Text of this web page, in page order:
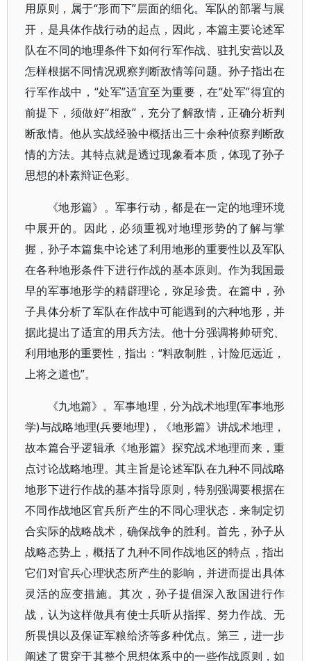
用原则，属于“形而下”层面的细化。军队的部署与展
开，是具体作战行动的起点，因此，本篇主要论述军
队在不同的地理条件下如何行军作战、驻扎安营以及
怎样根据不同情况观察判断敌情等问题。孙子指出在
行军作战中，“处军”适宜至为重要，在“处军”得宜的
前提下，须做好“相敌”，充分了解敌情，正确分析判
断敌情。他从实战经验中概括出三十余种侦察判断敌
情的方法。其特点就是透过现象看本质，体现了孙子
思想的朴素辩证色彩。
《地形篇》。军事行动，都是在一定的地理环境
中展开的。因此，必须重视对地理形势的了解与掌
握，孙子本篇集中论述了利用地形的重要性以及军队
在各种地形条件下进行作战的基本原则。作为我国最
早的军事地形学的精辟理论，弥足珍贵。在篇中，孙
子具体分析了军队在作战中可能遇到的六种地形，并
据此提出了适宜的用兵方法。他十分强调将帅研究、
利用地形的重要性，指出：“料敌制胜，计险厄远近，
上将之道也”。
《九地篇》。军事地理，分为战术地理(军事地形
学)与战略地理(兵要地理)，《地形篇》讲战术地理，
故本篇合乎逻辑承《地形篇》探究战术地理而来，重
点讨论战略地理。其主旨是论述军队在九种不同战略
地形下进行作战的基本指导原则，特别强调要根据在
不同作战地区官兵所产生的不同心理状态．来制定切
合实际的战略战术，确保战争的胜利。首先，孙子从
战略态势上，概括了九种不同作战地区的特点，指出
它们对官兵心理状态所产生的影响，并进而提出具体
灵活的应变措施。其次，孙子提倡深入敌国进行作
战，认为这样做具有使士兵听从指挥、努力作战、无
所畏惧以及保证军粮给济等多种优点。第三，进一步
阐述了贯穿于其整个思想体系中的一些作战原则，如